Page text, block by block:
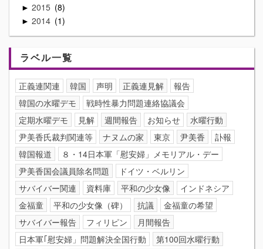
► 2015 8
► 2014 1
ラベル一覧
正義連関連 韓国 声明 正義連見解
報告
韓国の水曜デモ
戦時性暴力問題連絡協議会
定期水曜デモ
見解 週間報告 お知らせ
水曜行動
尹美香氏裁判関連等
ナヌムの家 東京 尹美香
訃報
韓国報道
８・14日本軍「慰安婦」メモリアル・デー
尹美香国会議員除名問題
ドイツ・ベルリン
サバイバー関連
資料庫 平和の少女像
インドネシア
金福童
平和の少女像（碑） 抗議
金福童の希望
サバイバー報告
フィリピン
月間報告
日本軍｢慰安婦」問題解決全国行動
第100回水曜行動